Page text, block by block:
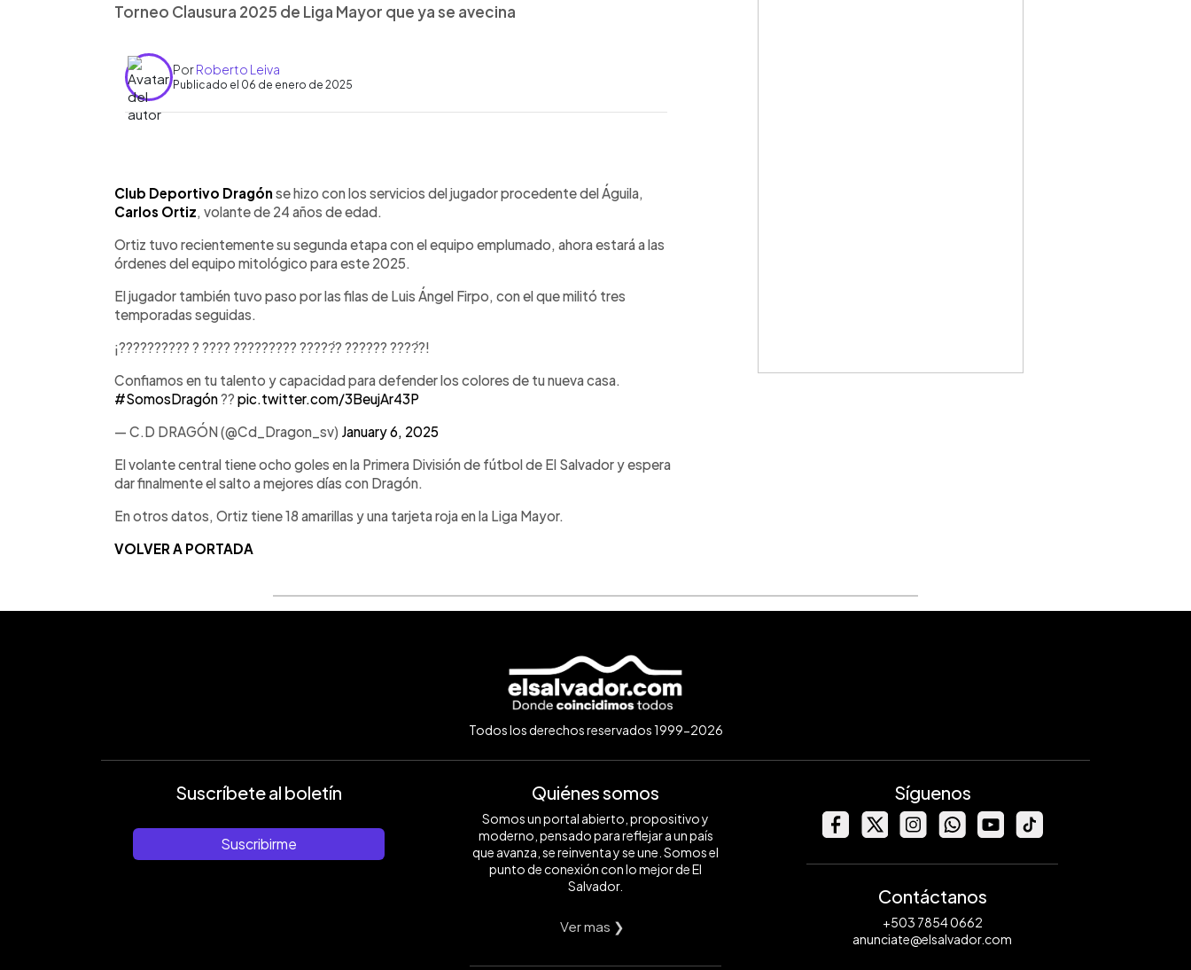
Torneo Clausura 2025 de Liga Mayor que ya se avecina
PorRoberto Leiva
Publicado el 06 de enero de 2025
Escuchar artículo
Club Deportivo Dragón se hizo con los servicios del jugador procedente del Águila,
Carlos Ortiz , volante de 24 años de edad.
Ortiz tuvo recientemente su segunda etapa con el equipo emplumado, ahora estará a las
órdenes del equipo mitológico para este 2025.
El jugador también tuvo paso por las filas de Luis Ángel Firpo, con el que militó tres
temporadas seguidas.
¡?????????? ? ???? ????????? ?????́? ?????? ????́?!
Confiamos en tu talento y capacidad para defender los colores de tu nueva casa.
#SomosDragón?? pic.twitter.com/3BeujAr43P
— C.D DRAGÓN (@Cd_Dragon_sv) January 6, 2025
El volante central tiene ocho goles en la Primera División de fútbol de El Salvador y espera
dar finalmente el salto a mejores días con Dragón.
En otros datos, Ortiz tiene 18 amarillas y una tarjeta roja en la Liga Mayor.
VOLVER A PORTADA
Todos los derechos reservados 1999-2026
Suscríbete al boletín
Suscribirme
Quiénes somos
Somos un portal abierto, propositivo y
moderno, pensado para reflejar a un país
que avanza, se reinventa y se une. Somos el
punto de conexión con lo mejor de El
Salvador.
Ver mas ❯
Síguenos
Contáctanos
+503 7854 0662
anunciate@elsalvador.com